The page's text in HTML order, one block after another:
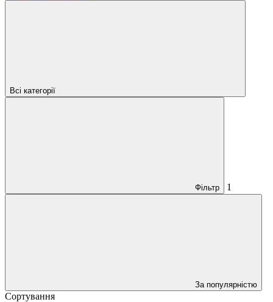
Всі категорії
Фільтр 1
За популярністю
Сортування